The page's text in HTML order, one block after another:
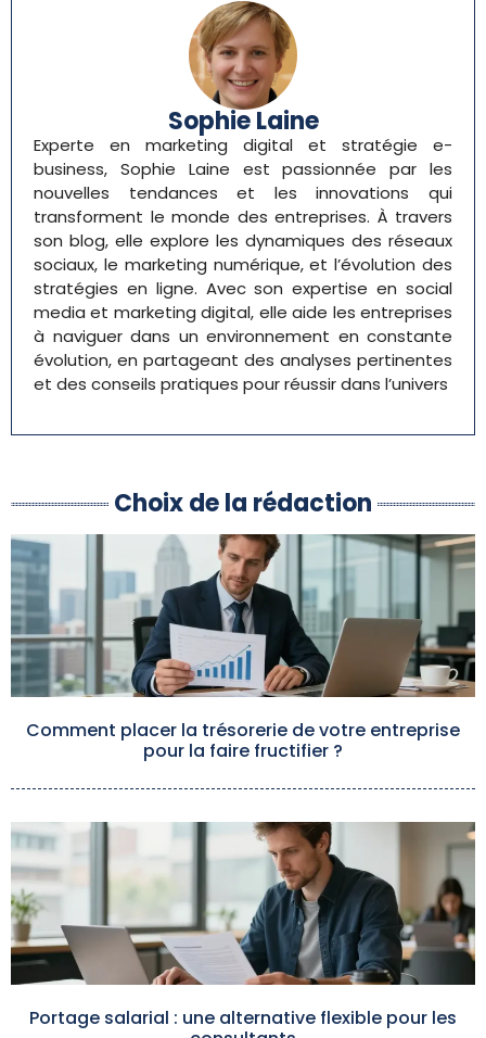
Sophie Laine
Experte en marketing digital et stratégie e-
business, Sophie Laine est passionnée par les
nouvelles tendances et les innovations qui
transforment le monde des entreprises. À travers
son blog, elle explore les dynamiques des réseaux
sociaux, le marketing numérique, et l’évolution des
stratégies en ligne. Avec son expertise en social
media et marketing digital, elle aide les entreprises
à naviguer dans un environnement en constante
évolution, en partageant des analyses pertinentes
et des conseils pratiques pour réussir dans l’univers
Choix de la rédaction
Comment placer la trésorerie de votre entreprise
pour la faire fructifier ?
Portage salarial : une alternative flexible pour les